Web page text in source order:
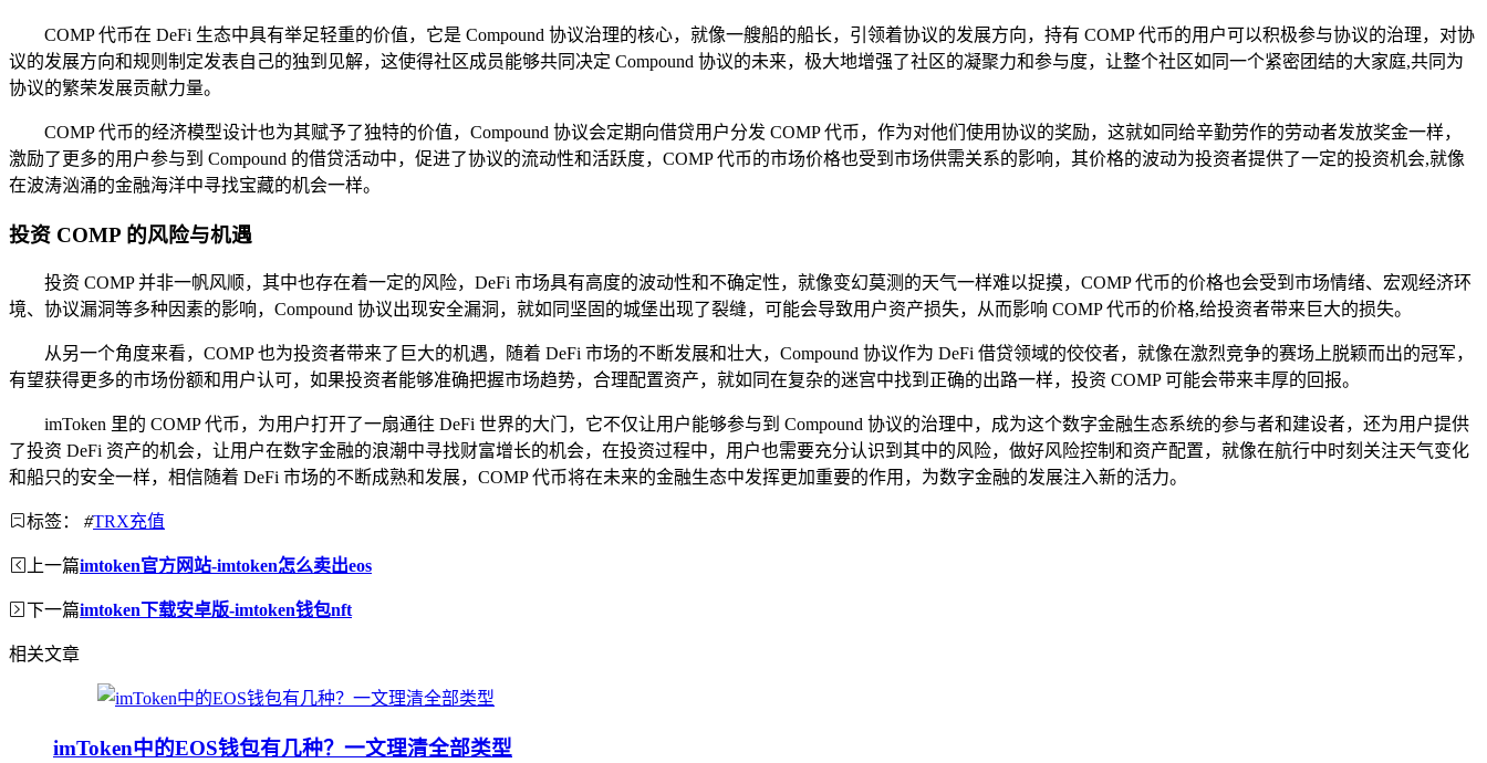
COMP 代币在 DeFi 生态中具有举足轻重的价值，它是 Compound 协议治理的核心，就像一艘船的船长，引领着协议的发展方向，持有 COMP 代币的用户可以积极参与协议的治理，对协
议的发展方向和规则制定发表自己的独到见解，这使得社区成员能够共同决定 Compound 协议的未来，极大地增强了社区的凝聚力和参与度，让整个社区如同一个紧密团结的大家庭,共同为
协议的繁荣发展贡献力量。
COMP 代币的经济模型设计也为其赋予了独特的价值，Compound 协议会定期向借贷用户分发 COMP 代币，作为对他们使用协议的奖励，这就如同给辛勤劳作的劳动者发放奖金一样，
激励了更多的用户参与到 Compound 的借贷活动中，促进了协议的流动性和活跃度，COMP 代币的市场价格也受到市场供需关系的影响，其价格的波动为投资者提供了一定的投资机会,就像
在波涛汹涌的金融海洋中寻找宝藏的机会一样。
投资 COMP 的风险与机遇
投资 COMP 并非一帆风顺，其中也存在着一定的风险，DeFi 市场具有高度的波动性和不确定性，就像变幻莫测的天气一样难以捉摸，COMP 代币的价格也会受到市场情绪、宏观经济环
境、协议漏洞等多种因素的影响，Compound 协议出现安全漏洞，就如同坚固的城堡出现了裂缝，可能会导致用户资产损失，从而影响 COMP 代币的价格,给投资者带来巨大的损失。
从另一个角度来看，COMP 也为投资者带来了巨大的机遇，随着 DeFi 市场的不断发展和壮大，Compound 协议作为 DeFi 借贷领域的佼佼者，就像在激烈竞争的赛场上脱颖而出的冠军，
有望获得更多的市场份额和用户认可，如果投资者能够准确把握市场趋势，合理配置资产，就如同在复杂的迷宫中找到正确的出路一样，投资 COMP 可能会带来丰厚的回报。
imToken 里的 COMP 代币，为用户打开了一扇通往 DeFi 世界的大门，它不仅让用户能够参与到 Compound 协议的治理中，成为这个数字金融生态系统的参与者和建设者，还为用户提供
了投资 DeFi 资产的机会，让用户在数字金融的浪潮中寻找财富增长的机会，在投资过程中，用户也需要充分认识到其中的风险，做好风险控制和资产配置，就像在航行中时刻关注天气变化
和船只的安全一样，相信随着 DeFi 市场的不断成熟和发展，COMP 代币将在未来的金融生态中发挥更加重要的作用，为数字金融的发展注入新的活力。
标签： #TRX充值
上一篇imtoken官方网站-imtoken怎么卖出eos
下一篇imtoken下载安卓版-imtoken钱包nft
相关文章
imToken中的EOS钱包有几种？一文理清全部类型